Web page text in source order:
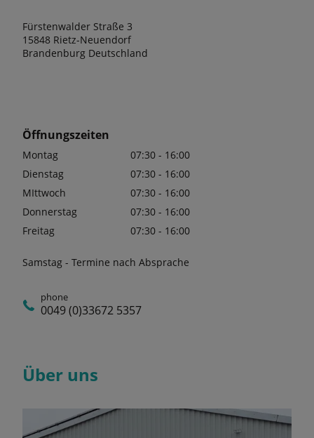
Fürstenwalder Straße 3
15848 Rietz-Neuendorf
Brandenburg Deutschland
Öffnungszeiten
Montag
07:30 - 16:00
Dienstag
07:30 - 16:00
MIttwoch
07:30 - 16:00
Donnerstag
07:30 - 16:00
Freitag
07:30 - 16:00
Samstag - Termine nach Absprache
phone
0049 (0)33672 5357
Über uns